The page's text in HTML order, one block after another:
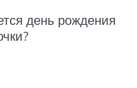
день рождения